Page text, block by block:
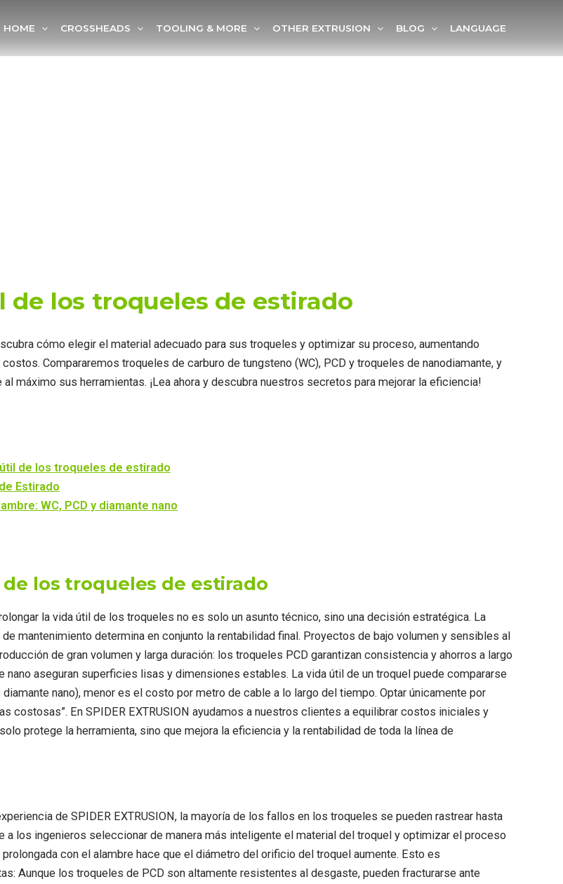
HOME CROSSHEADS TOOLING & MORE OTHER EXTRUSION BLOG LANGUAGE
los troqueles de estirado
cómo elegir el material adecuado para sus troqueles y optimizar su proceso, aumentando
Compararemos troqueles de carburo de tungsteno (WC), PCD y troqueles de nanodiamante, y
máximo sus herramientas. ¡Lea ahora y descubra nuestros secretos para mejorar la eficiencia!
de los troqueles de estirado
Estirado
WC, PCD y diamante nano
los troqueles de estirado
la vida útil de los troqueles no es solo un asunto técnico, sino una decisión estratégica. La
mantenimiento determina en conjunto la rentabilidad final. Proyectos de bajo volumen y sensibles al
de gran volumen y larga duración: los troqueles PCD garantizan consistencia y ahorros a largo
aseguran superficies lisas y dimensiones estables. La vida útil de un troquel puede compararse
nano), menor es el costo por metro de cable a lo largo del tiempo. Optar únicamente por
costosas”. En SPIDER EXTRUSION ayudamos a nuestros clientes a equilibrar costos iniciales y
protege la herramienta, sino que mejora la eficiencia y la rentabilidad de toda la línea de
de SPIDER EXTRUSION, la mayoría de los fallos en los troqueles se pueden rastrear hasta
los ingenieros seleccionar de manera más inteligente el material del troquel y optimizar el proceso
con el alambre hace que el diámetro del orificio del troquel aumente. Esto es
Aunque los troqueles de PCD son altamente resistentes al desgaste, pueden fracturarse ante